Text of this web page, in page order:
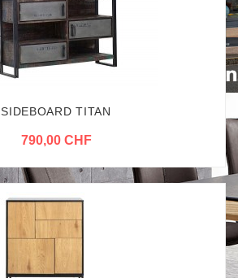
SIDEBOARD TITAN
790,00 CHF